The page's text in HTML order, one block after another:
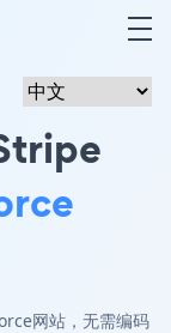
网站，无需编码